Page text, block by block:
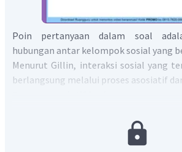
Poin pertanyaan dalam soal
hubungan antar kelompok sosial yang
Menurut Gillin, interaksi sosial yang
berlangsung melalui proses asosiatif
Sedangkan proses disosiatif merupakan
cara melawan seseorang maupun